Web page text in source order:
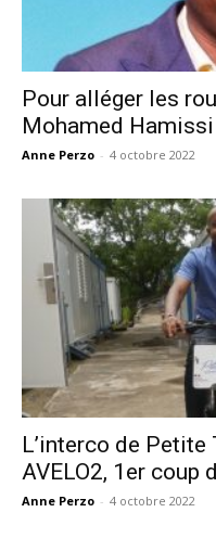
Pour alléger les
Mohamed
Anne Perzo - 4 octobre 2022
L’interco de Petite
AVELO2, 1er coup
Anne Perzo - 4 octobre 2022